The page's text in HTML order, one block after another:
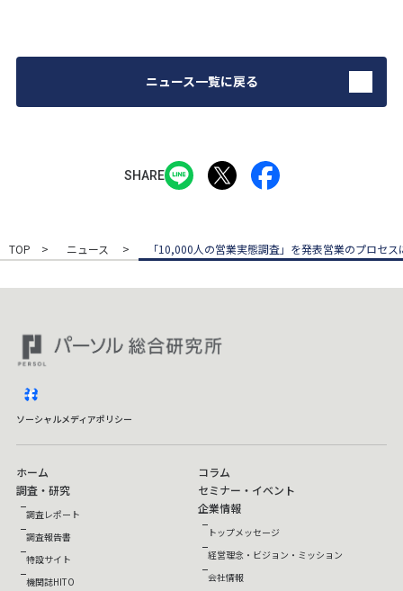
ニュース一覧に戻る
SHARE
TOP ニュース 「10,000人の営業実態調査」を発表営業のプロセ
ソーシャルメディアポリシー
ホーム
調査・研究
調査レポート
調査報告書
特設サイト
機関誌HITO
コラム
セミナー・イベント
企業情報
トップメッセージ
経営理念・ビジョン・ミッション
会社情報